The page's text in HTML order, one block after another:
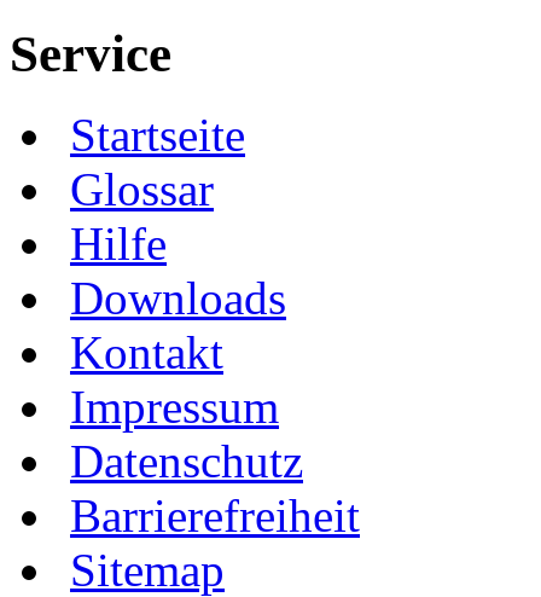
Service
Startseite
Glossar
Hilfe
Downloads
Kontakt
Impressum
Datenschutz
Barrierefreiheit
Sitemap